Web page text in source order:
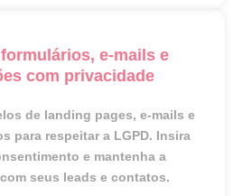
e-mails e
com privacidade
de landing pages, e-mails e
para respeitar a LGPD. Insira
e mantenha a
seus leads e contatos.